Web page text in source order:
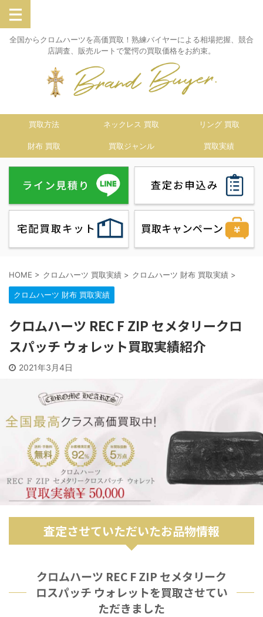
全国からクロムハーツを高価買取！熟練バイヤーによる相場把握、競合
店調査、販売ルートで驚愕の買取価格をお約束。
買取方法 ネックレス 買取 リング 買取
財布 買取 買取ジャンル 買取実績
HOME > クロムハーツ 買取実績 > クロムハーツ 財布 買取実績 >
クロムハーツ 財布 買取実績
クロムハーツ REC F ZIP セメタリークロ
スパッチ ウォレット買取実績紹介
2021年3月4日
査定させていただいたお品物情報
クロムハーツ REC F ZIP セメタリーク
ロスパッチ ウォレットを買取させてい
ただきました